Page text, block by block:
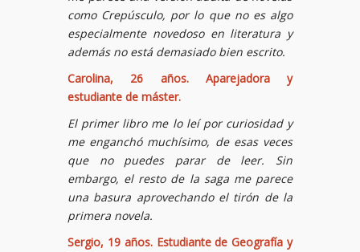
como Crepúsculo, por lo que no es algo
especialmente novedoso en literatura y
además no está demasiado bien escrito.
Carolina, 26 años. Aparejadora y
estudiante de máster.
El primer libro me lo leí por curiosidad y
me enganchó muchísimo, de esas veces
que no puedes parar de leer. Sin
embargo, el resto de la saga me parece
una basura aprovechando el tirón de la
primera novela.
Sergio, 19 años. Estudiante de Geografía y